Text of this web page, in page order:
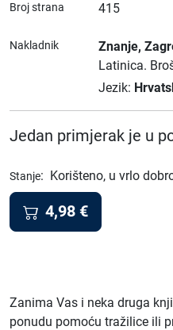
Broj strana 415
Nakladnik Znanje,
Latinica.
Jezik:
Jedan primjerak je u
Stanje: Korišteno, u vrlo
4,98 €
Zanima Vas i neka druga
ponudu pomoću tražilice ili